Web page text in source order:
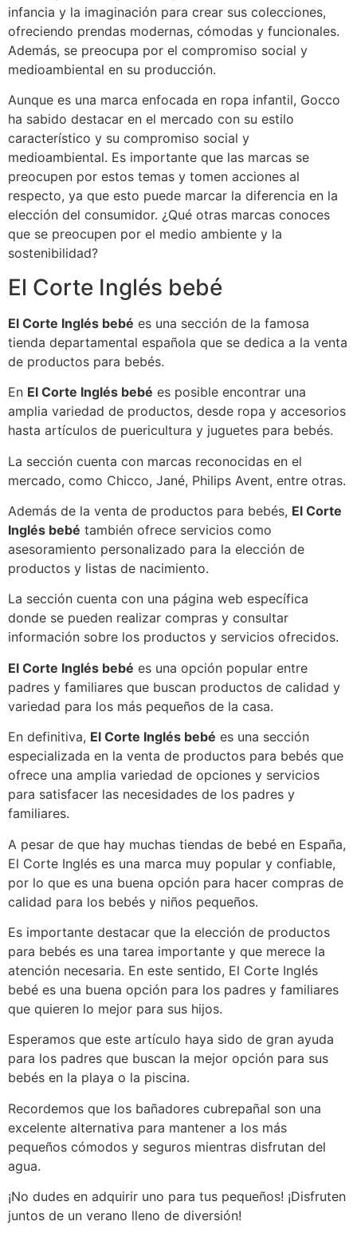
infancia y la imaginación para crear sus colecciones,
ofreciendo prendas modernas, cómodas y funcionales.
Además, se preocupa por el compromiso social y
medioambiental en su producción.
Aunque es una marca enfocada en ropa infantil, Gocco
ha sabido destacar en el mercado con su estilo
característico y su compromiso social y
medioambiental. Es importante que las marcas se
preocupen por estos temas y tomen acciones al
respecto, ya que esto puede marcar la diferencia en la
elección del consumidor. ¿Qué otras marcas conoces
que se preocupen por el medio ambiente y la
sostenibilidad?
El Corte Inglés bebé
El Corte Inglés bebé es una sección de la famosa
tienda departamental española que se dedica a la venta
de productos para bebés.
En El Corte Inglés bebé es posible encontrar una
amplia variedad de productos, desde ropa y accesorios
hasta artículos de puericultura y juguetes para bebés.
La sección cuenta con marcas reconocidas en el
mercado, como Chicco, Jané, Philips Avent, entre otras.
Además de la venta de productos para bebés, El Corte
Inglés bebé también ofrece servicios como
asesoramiento personalizado para la elección de
productos y listas de nacimiento.
La sección cuenta con una página web específica
donde se pueden realizar compras y consultar
información sobre los productos y servicios ofrecidos.
El Corte Inglés bebé es una opción popular entre
padres y familiares que buscan productos de calidad y
variedad para los más pequeños de la casa.
En definitiva, El Corte Inglés bebé es una sección
especializada en la venta de productos para bebés que
ofrece una amplia variedad de opciones y servicios
para satisfacer las necesidades de los padres y
familiares.
A pesar de que hay muchas tiendas de bebé en España,
El Corte Inglés es una marca muy popular y confiable,
por lo que es una buena opción para hacer compras de
calidad para los bebés y niños pequeños.
Es importante destacar que la elección de productos
para bebés es una tarea importante y que merece la
atención necesaria. En este sentido, El Corte Inglés
bebé es una buena opción para los padres y familiares
que quieren lo mejor para sus hijos.
Esperamos que este artículo haya sido de gran ayuda
para los padres que buscan la mejor opción para sus
bebés en la playa o la piscina.
Recordemos que los bañadores cubrepañal son una
excelente alternativa para mantener a los más
pequeños cómodos y seguros mientras disfrutan del
agua.
¡No dudes en adquirir uno para tus pequeños! ¡Disfruten
juntos de un verano lleno de diversión!